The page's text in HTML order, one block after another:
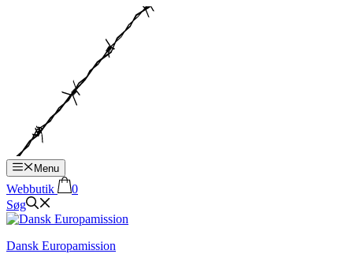
Menu
Webbutik
0
Søg
Dansk Europamission